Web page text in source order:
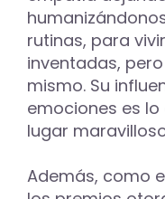
rutinas, para
inventadas,
mismo. Su
emociones es
lugar
Además, como